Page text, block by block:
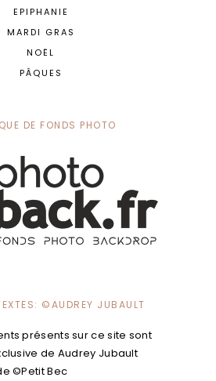
EPIPHANIE
MARDI GRAS
NOËL
PÂQUES
DE FONDS PHOTO
©AUDREY JUBAULT
présents sur ce site sont
de Audrey Jubault
©Petit Bec